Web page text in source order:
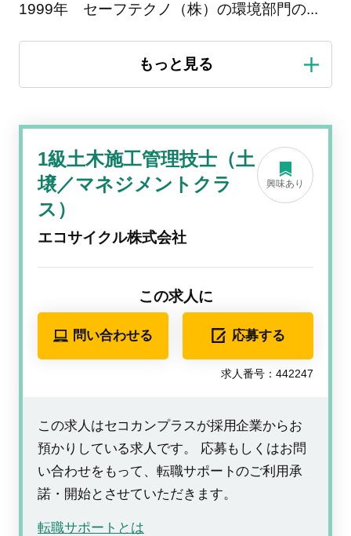
1999年 セーフテクノ（株）の環境部門の...
1級土木施工管理技士（土
壌／マネジメントクラ
ス）
エコサイクル株式会社
興味あり
この求人に
問い合わせる 応募する
求人番号：442247
この求人はセコカンプラスが採用企業からお
預かりしている求人です。 応募もしくはお問
い合わせをもって、転職サポートのご利用承
諾・開始とさせていただきます。
転職サポートとは